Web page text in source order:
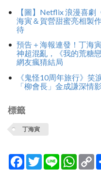
【圖】Netflix 浪漫喜劇
海寅＆賀營甜蜜亮相製
待
預告＋海報連發！丁海
神超混亂，《我的荒糖
網友瘋猜結局
《鬼怪10周年旅行》笑
「柳會長」金成謙深情
標籤
丁海寅
Facebook
TwitterLine